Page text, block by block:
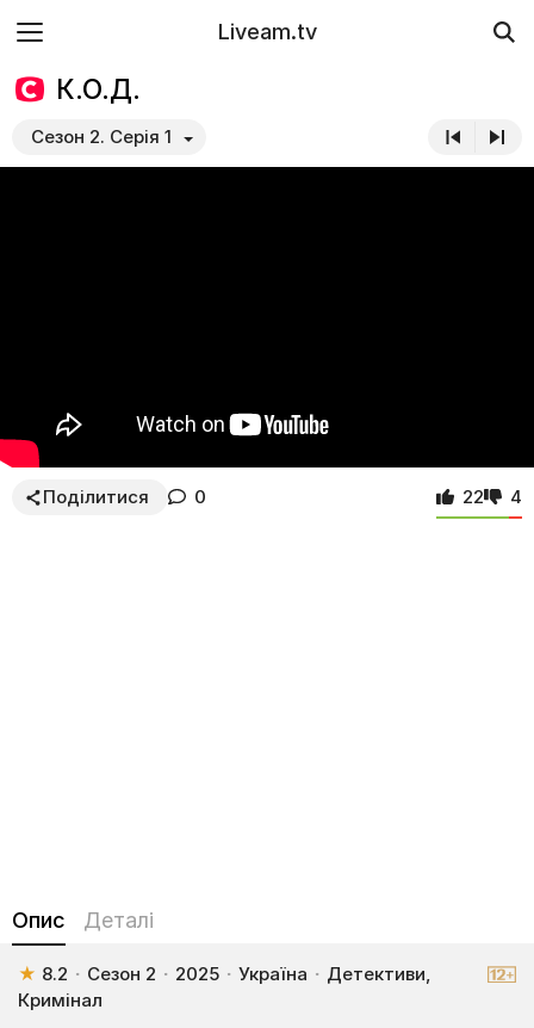
Liveam.tv
К.О.Д.
Сезон 2. Серія 1
Поділитися 0 22 4
Опис Деталі
★ 8.2 · Сезон 2 · 2025 · Україна · Детективи,
Кримінал